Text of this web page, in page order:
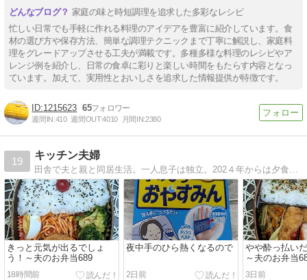
家庭の味と時短調理を追求した多彩なレシピ
忙しい日常でも手軽に作れる料理のアイデアを豊富に紹介しています。食
材の選び方や保存方法、簡単な調理テクニックまで丁寧に解説し、家庭料
理をグレードアップさせる工夫が満載です。多種多様な料理のレシピやア
レンジ例を紹介し、日常の食卓に彩りと楽しい時間をもたらす内容となっ
ています。加えて、実用性とおいしさを追求した情報提供が特徴です。
1215623 65
週間IN:410 週間OUT:4010 月間IN:2380
19
キッチン夫婦
田舎で夫と親と同居生活。一人息子は独立。202４年からは夕食よりも夫に作ったお弁当や夫が作った朝食が主になりました。
きっと元気が出るでしょ
う！～夫のお弁当689
18時間前
夜中手のひら熱くなるので
2日前
やや酔っ払い
～夫のお弁当
3日前